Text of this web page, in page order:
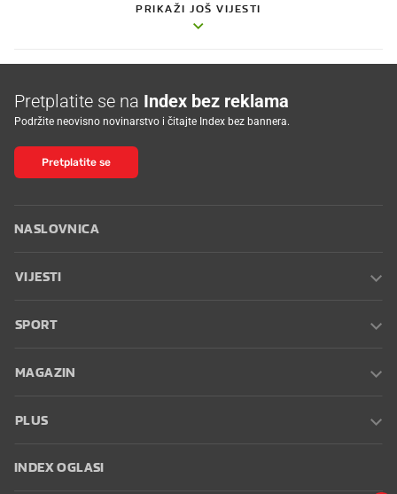
PRIKAŽI JOŠ VIJESTI
Pretplatite se na Index bez reklama
Podržite neovisno novinarstvo i čitajte Index bez bannera.
Pretplatite se
NASLOVNICA
VIJESTI
SPORT
MAGAZIN
PLUS
INDEX OGLASI